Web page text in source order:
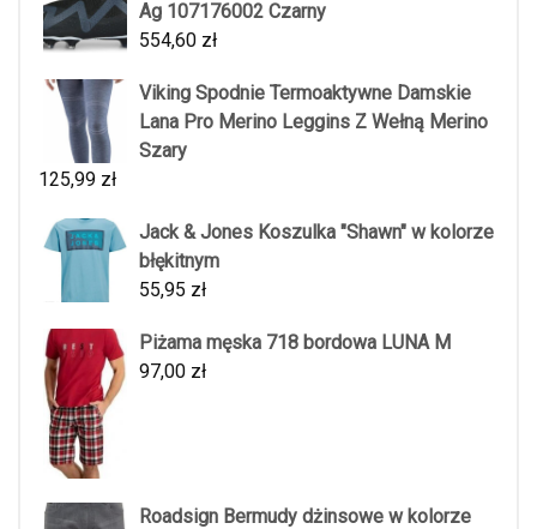
Ag 107176002 Czarny
554,60 zł
Viking Spodnie Termoaktywne Damskie
Lana Pro Merino Leggins Z Wełną Merino
Szary
125,99 zł
Jack & Jones Koszulka "Shawn" w kolorze
błękitnym
55,95 zł
Piżama męska 718 bordowa LUNA M
97,00 zł
Roadsign Bermudy dżinsowe w kolorze